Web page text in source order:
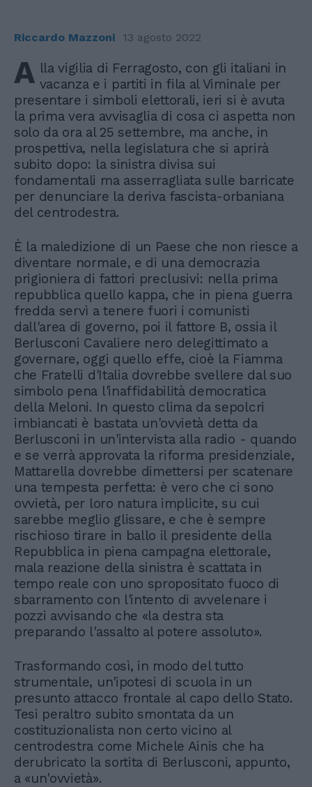
Riccardo Mazzoni 13 agosto 2022
A lla vigilia di Ferragosto, con gli italiani in
vacanza e i partiti in fila al Viminale per
presentare i simboli elettorali, ieri si è avuta
la prima vera avvisaglia di cosa ci aspetta non
solo da ora al 25 settembre, ma anche, in
prospettiva, nella legislatura che si aprirà
subito dopo: la sinistra divisa sui
fondamentali ma asserragliata sulle barricate
per denunciare la deriva fascista-orbaniana
del centrodestra.
È la maledizione di un Paese che non riesce a
diventare normale, e di una democrazia
prigioniera di fattori preclusivi: nella prima
repubblica quello kappa, che in piena guerra
fredda servì a tenere fuori i comunisti
dall'area di governo, poi il fattore B, ossia il
Berlusconi Cavaliere nero delegittimato a
governare, oggi quello effe, cioè la Fiamma
che Fratelli d'Italia dovrebbe svellere dal suo
simbolo pena l'inaffidabilità democratica
della Meloni. In questo clima da sepolcri
imbiancati è bastata un'ovvietà detta da
Berlusconi in un'intervista alla radio - quando
e se verrà approvata la riforma presidenziale,
Mattarella dovrebbe dimettersi per scatenare
una tempesta perfetta: è vero che ci sono
ovvietà, per loro natura implicite, su cui
sarebbe meglio glissare, e che è sempre
rischioso tirare in ballo il presidente della
Repubblica in piena campagna elettorale,
mala reazione della sinistra è scattata in
tempo reale con uno spropositato fuoco di
sbarramento con l'intento di avvelenare i
pozzi avvisando che «la destra sta
preparando l'assalto al potere assoluto».
Trasformando così, in modo del tutto
strumentale, un'ipotesi di scuola in un
presunto attacco frontale al capo dello Stato.
Tesi peraltro subito smontata da un
costituzionalista non certo vicino al
centrodestra come Michele Ainis che ha
derubricato la sortita di Berlusconi, appunto,
a «un'ovvietà».